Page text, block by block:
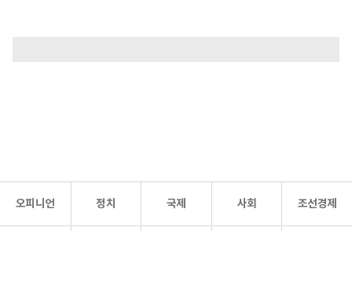
오피니언 정치 국제 사회 조선경제